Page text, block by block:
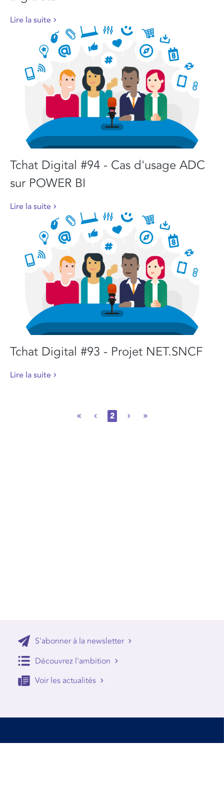
Lire la suite
Tchat Digital #94 - Cas d'usage ADC
sur POWER BI
Lire la suite
Tchat Digital #93 - Projet NET.SNCF
Lire la suite
2
S'abonner à la newsletter
Découvrez l'ambition
Voir les actualités